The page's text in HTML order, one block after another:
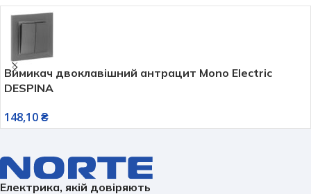
Вимикач двоклавішний антрацит Mono Electric
DESPINA
148,10₴
Електрика, якій довіряють